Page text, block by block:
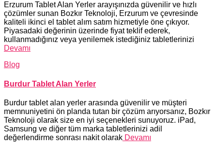
Erzurum Tablet Alan Yerler arayışınızda güvenilir ve hızlı
çözümler sunan Bozkır Teknoloji, Erzurum ve çevresinde
kaliteli ikinci el tablet alım satım hizmetiyle öne çıkıyor.
Piyasadaki değerinin üzerinde fiyat teklif ederek,
kullanmadığınız veya yenilemek istediğiniz tabletlerinizi
Devamı
Blog
Burdur Tablet Alan Yerler
Burdur tablet alan yerler arasında güvenilir ve müşteri
memnuniyetini ön planda tutan bir çözüm arıyorsanız, Bozkır
Teknoloji olarak size en iyi seçenekleri sunuyoruz. iPad,
Samsung ve diğer tüm marka tabletlerinizi adil
değerlendirme sonrası nakit olarak Devamı